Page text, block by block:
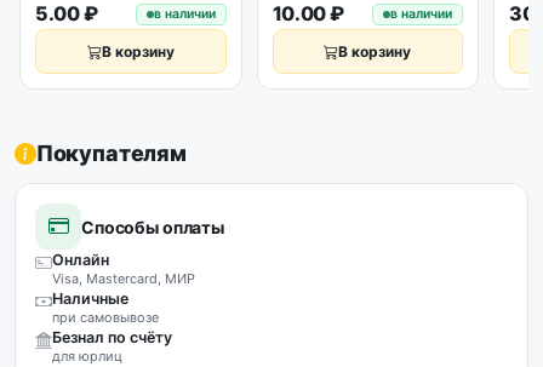
5.00 ₽ в наличии
В корзину
10.00 ₽ в наличии
В корзину
Покупателям
Способы оплаты
Онлайн
Visa, Mastercard, МИР
Наличные
при самовывозе
Безнал по счёту
для юрлиц